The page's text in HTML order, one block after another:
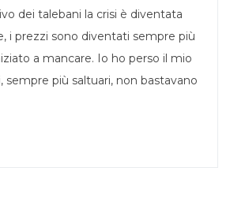
dei talebani la crisi è diventata
i prezzi sono diventati sempre più
a mancare. Io ho perso il mio
sempre più saltuari, non bastavano